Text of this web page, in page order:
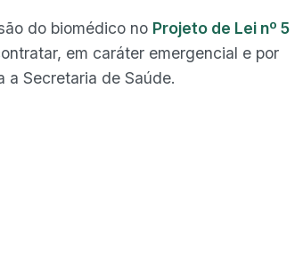
do biomédico no Projeto de Lei nº 5
em caráter emergencial e por
a Secretaria de Saúde.